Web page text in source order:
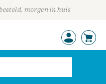
morgen in huis